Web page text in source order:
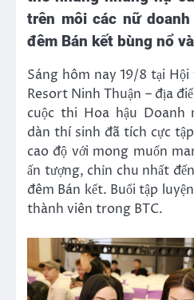
trên môi các nữ
đêm Bán kết bùng nổ
Sáng hôm nay 19/8 tại
Resort Ninh Thuận – địa
cuộc thi Hoa hậu Doanh
dàn thí sinh đã tích cực
cao độ với mong muốn
ấn tượng, chỉn chu nhất
đêm Bán kết. Buổi tập
thành viên trong BTC.